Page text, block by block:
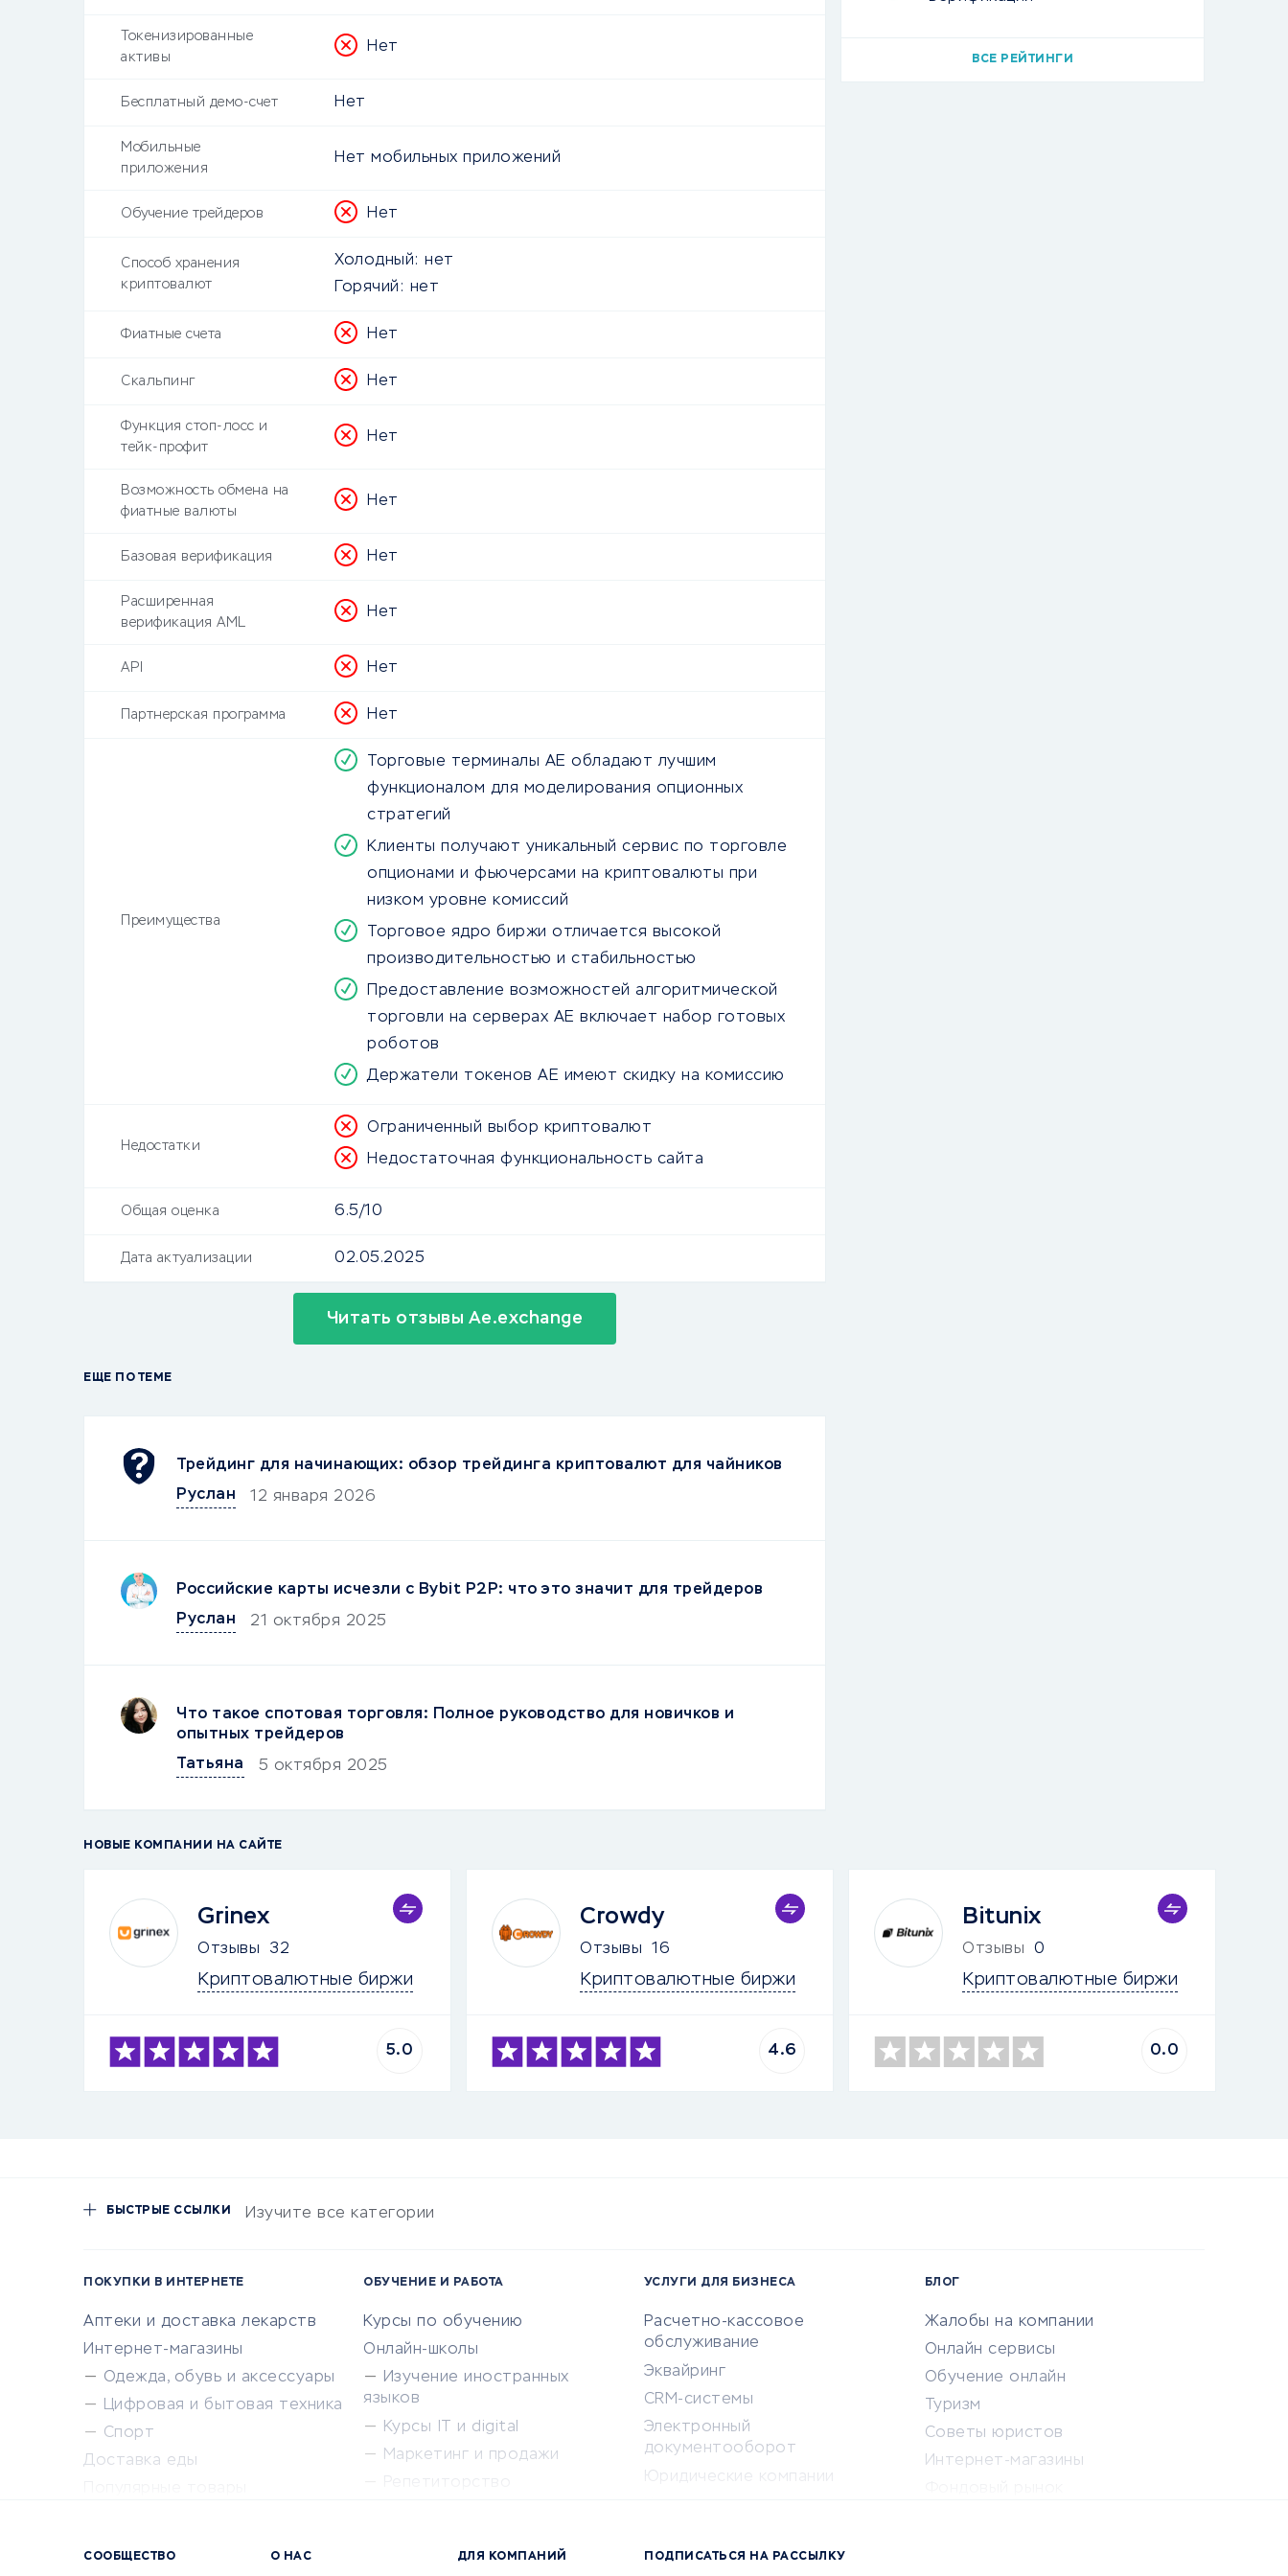
Токенизированные
активы
Нет
Бесплатный демо-счет Нет
Мобильные
приложения
Нет мобильных приложений
Обучение трейдеров Нет
Способ хранения
криптовалют
Холодный: нет
Горячий: нет
Фиатные счета Нет
Скальпинг Нет
Функция стоп-лосс и
тейк-профит
Нет
Возможность обмена на
фиатные валюты
Нет
Базовая верификация Нет
Расширенная
верификация AML
Нет
API Нет
Партнерская программа Нет
Преимущества
Торговые терминалы AE обладают лучшим
функционалом для моделирования опционных
стратегий
Клиенты получают уникальный сервис по торговле
опционами и фьючерсами на криптовалюты при
низком уровне комиссий
Торговое ядро ​​биржи отличается высокой
производительностью и стабильностью
Предоставление возможностей алгоритмической
торговли на серверах AE включает набор готовых
роботов
Держатели токенов AE имеют скидку на комиссию
Недостатки
Ограниченный выбор криптовалют
Недостаточная функциональность сайта
Общая оценка 6.5/10
Дата актуализации 02.05.2025
Читать отзывы Ae.exchange
ЕЩЕ ПО ТЕМЕ
Трейдинг для начинающих: обзор трейдинга криптовалют для чайников
Руслан
12 января 2026
Российские карты исчезли с Bybit P2P: что это значит для трейдеров
Руслан
21 октября 2025
Что такое спотовая торговля: Полное руководство для новичков и
опытных трейдеров
Татьяна
5 октября 2025
ВСЕ РЕЙТИНГИ
НОВЫЕ КОМПАНИИ НА САЙТЕ
Grinex
Отзывы 32
Криптовалютные биржи
5.0
Crowdy
Отзывы 16
Криптовалютные биржи
4.6
Bitunix
Отзывы 0
Криптовалютные биржи
0.0
БЫСТРЫЕ ССЫЛКИ Изучите все категории
ПОКУПКИ В ИНТЕРНЕТЕ
Аптеки и доставка лекарств
Интернет-магазины
Одежда, обувь и аксессуары
Цифровая и бытовая техника
Спорт
Доставка еды
ОБУЧЕНИЕ И РАБОТА
Курсы по обучению
Онлайн-школы
Изучение иностранных
языков
Курсы IT и digital
Маркетинг и продажи
Сетевой маркетинг
УСЛУГИ ДЛЯ БИЗНЕСА
Расчетно-кассовое
обслуживание
Эквайринг
CRM-системы
Электронный
документооборот
Юридические компании
Бухгалтерия онлайн
БЛОГ
Жалобы на компании
Онлайн сервисы
Обучение онлайн
Туризм
Советы юристов
Интернет-магазины
СООБЩЕСТВО О НАС ДЛЯ КОМПАНИЙ ПОДПИСАТЬСЯ НА РАССЫЛКУ